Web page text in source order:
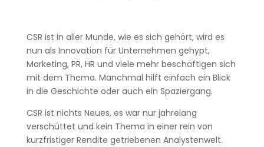
CSR ist in aller Munde, wie es sich gehört, wird es
nun als Innovation für Unternehmen gehypt,
Marketing, PR, HR und viele mehr beschäftigen sich
mit dem Thema. Manchmal hilft einfach ein Blick
in die Geschichte oder auch ein Spaziergang.
CSR ist nichts Neues, es war nur jahrelang
verschüttet und kein Thema in einer rein von
kurzfristiger Rendite getriebenen Analystenwelt.